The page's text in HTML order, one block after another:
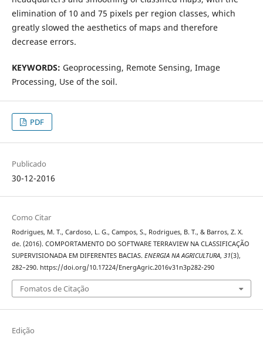
elimination of 10 and 75 pixels per region classes, which
greatly slowed the aesthetics of maps and therefore
decrease errors.
KEYWORDS: Geoprocessing, Remote Sensing, Image
Processing, Use of the soil.
PDF
Publicado
30-12-2016
Como Citar
Rodrigues, M. T., Cardoso, L. G., Campos, S., Rodrigues, B. T., & Barros, Z. X.
de. (2016). COMPORTAMENTO DO SOFTWARE TERRAVIEW NA CLASSIFICAÇÃO
SUPERVISIONADA EM DIFERENTES BACIAS. ENERGIA NA AGRICULTURA, 31(3),
282–290. https://doi.org/10.17224/EnergAgric.2016v31n3p282-290
Fomatos de Citação
Edição